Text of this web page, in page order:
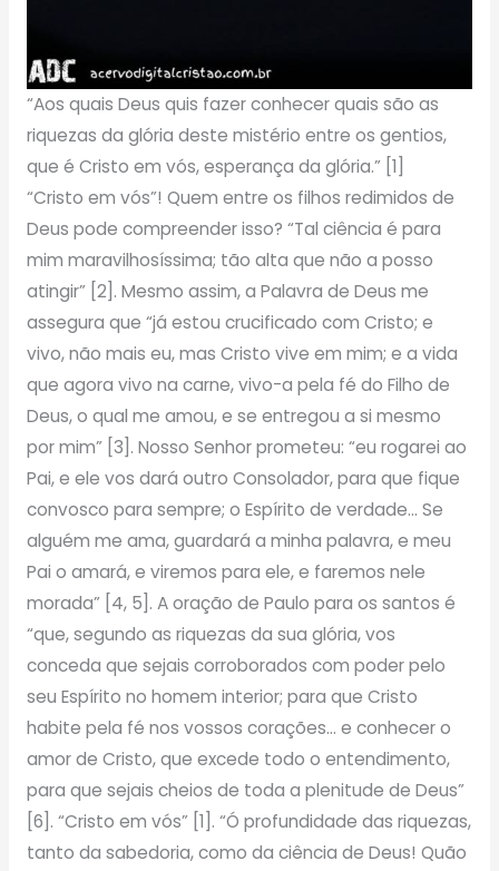
“Aos quais Deus quis fazer conhecer quais são as
riquezas da glória deste mistério entre os gentios,
que é Cristo em vós, esperança da glória.” [1]
“Cristo em vós”! Quem entre os filhos redimidos de
Deus pode compreender isso? “Tal ciência é para
mim maravilhosíssima; tão alta que não a posso
atingir” [2]. Mesmo assim, a Palavra de Deus me
assegura que “já estou crucificado com Cristo; e
vivo, não mais eu, mas Cristo vive em mim; e a vida
que agora vivo na carne, vivo-a pela fé do Filho de
Deus, o qual me amou, e se entregou a si mesmo
por mim” [3]. Nosso Senhor prometeu: “eu rogarei ao
Pai, e ele vos dará outro Consolador, para que fique
convosco para sempre; o Espírito de verdade… Se
alguém me ama, guardará a minha palavra, e meu
Pai o amará, e viremos para ele, e faremos nele
morada” [4, 5]. A oração de Paulo para os santos é
“que, segundo as riquezas da sua glória, vos
conceda que sejais corroborados com poder pelo
seu Espírito no homem interior; para que Cristo
habite pela fé nos vossos corações… e conhecer o
amor de Cristo, que excede todo o entendimento,
para que sejais cheios de toda a plenitude de Deus”
[6]. “Cristo em vós” [1]. “Ó profundidade das riquezas,
tanto da sabedoria, como da ciência de Deus! Quão